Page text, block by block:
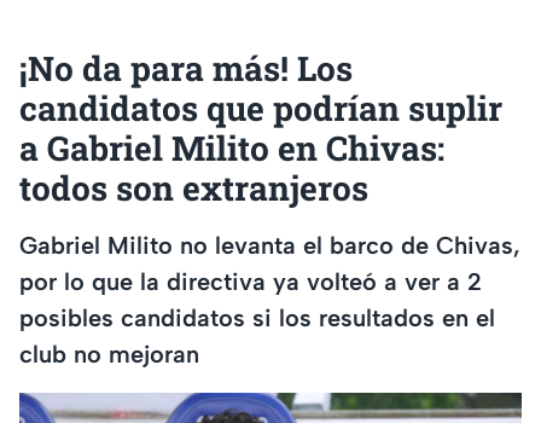
¡No da para más! Los
candidatos que podrían suplir
a Gabriel Milito en Chivas:
todos son extranjeros
Gabriel Milito no levanta el barco de Chivas,
por lo que la directiva ya volteó a ver a 2
posibles candidatos si los resultados en el
club no mejoran